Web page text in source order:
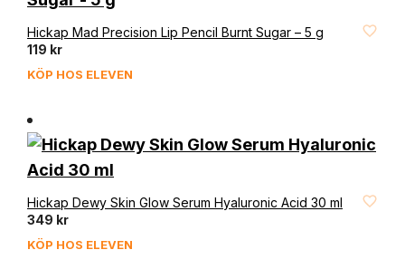
FAVORIT
Hickap Mad Precision Lip Pencil Burnt Sugar – 5 g
119 kr
KÖP HOS ELEVEN
FAVORIT
Hickap Dewy Skin Glow Serum Hyaluronic Acid 30 ml
349 kr
KÖP HOS ELEVEN